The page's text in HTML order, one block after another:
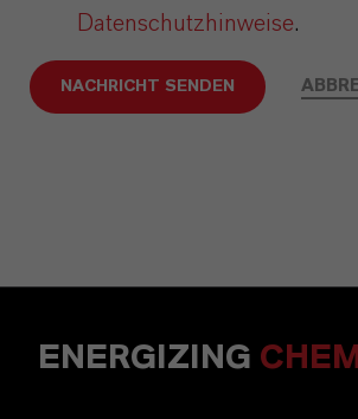
Datenschutzhinweise.
NACHRICHT SENDEN
ENERGIZING